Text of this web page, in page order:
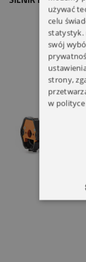
używać
celu
statystyk.
swój
strony,
w